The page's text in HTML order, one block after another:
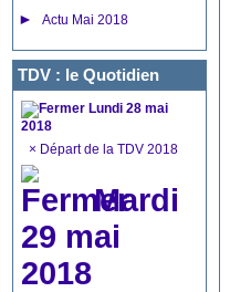
► Actu Mai 2018
TDV : le Quotidien
Lundi 28 mai
2018
× Départ de la TDV 2018
Mardi
29 mai
2018